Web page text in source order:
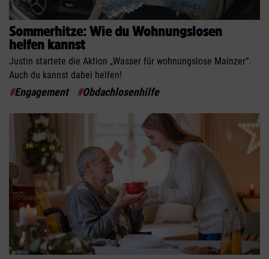
Sommerhitze: Wie du Wohnungslosen
helfen kannst
Justin startete die Aktion „Wasser für wohnungslose Mainzer“.
Auch du kannst dabei helfen!
#Engagement #Obdachlosenhilfe